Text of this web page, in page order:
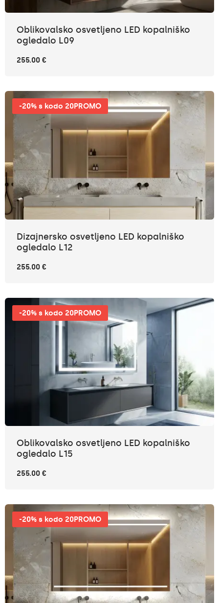
Oblikovalsko osvetljeno LED kopalniško
ogledalo L09
255.00 €
-20% s kodo 20PROMO
Dizajnersko osvetljeno LED kopalniško
ogledalo L12
255.00 €
-20% s kodo 20PROMO
Oblikovalsko osvetljeno LED kopalniško
ogledalo L15
255.00 €
-20% s kodo 20PROMO